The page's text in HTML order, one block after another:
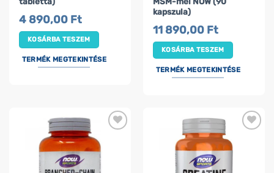
4 890,00 Ft
KOSÁRBA TESZEM
TERMÉK MEGTEKINTÉSE
kapszula)
11 890,00 Ft
KOSÁRBA TESZEM
TERMÉK MEGTEKINTÉSE